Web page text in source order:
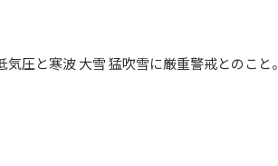
圧と寒波 大雪 猛吹雪に厳重警戒とのこと。